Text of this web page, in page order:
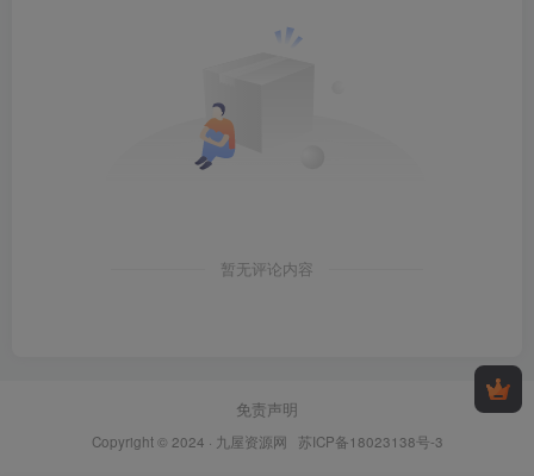
暂无评论内容
免责声明
Copyright © 2024 · 九屋资源网 苏ICP备18023138号-3